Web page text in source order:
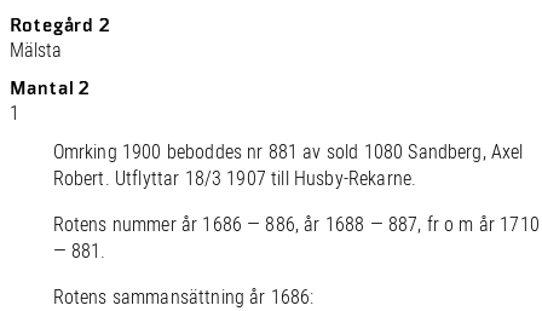
Rotegård 2
Mälsta
Mantal 2
1
Omrking 1900 beboddes nr 881 av sold 1080 Sandberg, Axel
Robert. Utflyttar 18/3 1907 till Husby-Rekarne.
Rotens nummer år 1686 — 886, år 1688 — 887, fr o m år 1710
— 881.
Rotens sammansättning år 1686: